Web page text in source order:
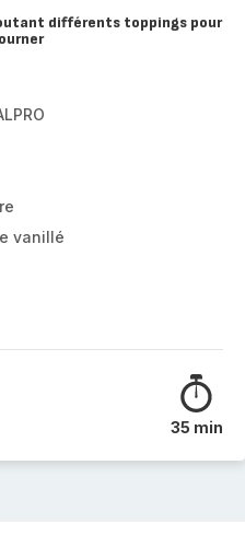
différents toppings pour
vanillé
35 min